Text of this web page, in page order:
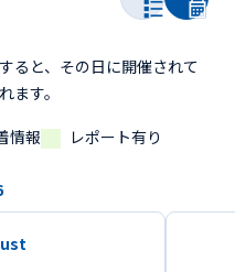
ると、その日に開催されて
ます。
情報 レポート有り